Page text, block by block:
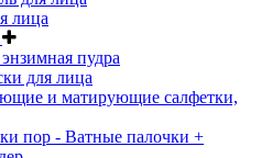
лица
пудра
для лица
и матирующие салфетки,
пор - Ватные палочки +